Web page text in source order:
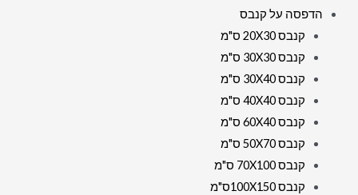
הדפסה על קנבס
קנבס 20X30 ס"מ
קנבס 30X30 ס"מ
קנבס 30X40 ס"מ
קנבס 40X40 ס"מ
קנבס 60X40 ס"מ
קנבס 50X70 ס"מ
קנבס 70X100 ס"מ
קנבס 100X150ס"מ